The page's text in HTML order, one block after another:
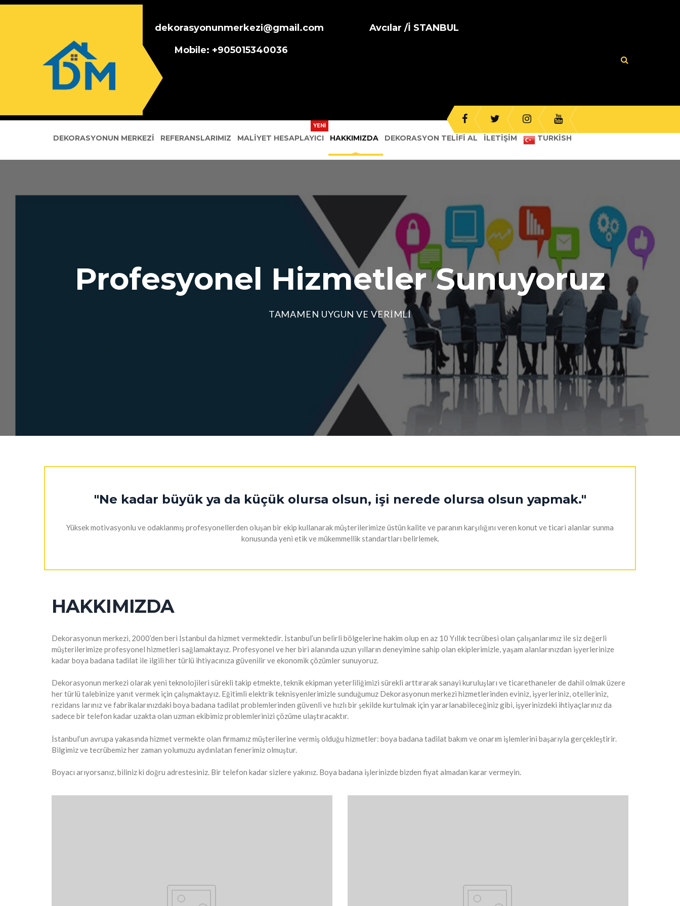
dekorasyonunmerkezi@gmail.com
Mobile: +905015340036
Avcılar /İ STANBUL
DEKORASYONUN MERKEZI REFERANSLARIMIZ MALIYET HESAPLAYICI HAKKIMIZDA DEKORASYON TELIFI AL İLETIŞIM TURKISH
Profesyonel Hizmetler Sunuyoruz
TAMAMEN UYGUN VE VERİMLİ
"Ne kadar büyük ya da küçük olursa olsun, işi nerede olursa olsun yapmak."
Yüksek motivasyonlu ve odaklanmış profesyonellerden oluşan bir ekip kullanarak müşterilerimize üstün kalite ve paranın karşılığını veren konut ve ticari alanlar sunma
konusunda yeni etik ve mükemmellik standartları belirlemek.
HAKKIMIZDA
Dekorasyonun merkezi, 2000’den beri İstanbul da hizmet vermektedir. İstanbul’un belirli bölgelerine hakim olup en az 10 Yıllık tecrübesi olan çalışanlarımız ile siz değerli
müşterilerimize profesyonel hizmetleri sağlamaktayız. Profesyonel ve her biri alanında uzun yılların deneyimine sahip olan ekiplerimizle, yaşam alanlarınızdan işyerlerinize
kadar boya badana tadilat ile ilgili her türlü ihtiyacınıza güvenilir ve ekonomik çözümler sunuyoruz.
Dekorasyonun merkezi olarak yeni teknolojileri sürekli takip etmekte, teknik ekipman yeterliliğimizi sürekli arttırarak sanayi kuruluşları ve ticarethaneler de dahil olmak üzere
her türlü talebinize yanıt vermek için çalışmaktayız. Eğitimli elektrik teknisyenlerimizle sunduğumuz Dekorasyonun merkezi hizmetlerinden eviniz, işyerleriniz, otelleriniz,
rezidans larınız ve fabrikalarınızdaki boya badana tadilat problemlerinden güvenli ve hızlı bir şekilde kurtulmak için yararlanabileceğiniz gibi, işyerinizdeki ihtiyaçlarınız da
sadece bir telefon kadar uzakta olan uzman ekibimiz problemlerinizi çözüme ulaştıracaktır.
İstanbul’un avrupa yakasında hizmet vermekte olan firmamız müşterilerine vermiş olduğu hizmetler: boya badana tadilat bakım ve onarım işlemlerini başarıyla gerçekleştirir.
Bilgimiz ve tecrübemiz her zaman yolumuzu aydınlatan fenerimiz olmuştur.
Boyacı arıyorsanız, biliniz ki doğru adrestesiniz. Bir telefon kadar sizlere yakınız. Boya badana işlerinizde bizden fiyat almadan karar vermeyin.